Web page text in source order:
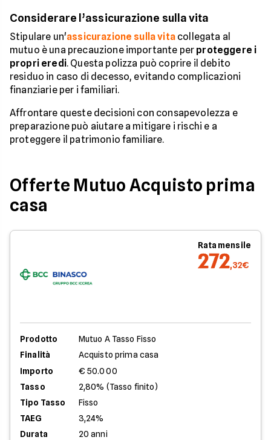
Considerare l’assicurazione sulla vita
Stipulare un'assicurazione sulla vitacollegata al
mutuo è una precauzione importante per proteggere i
propri eredi. Questa polizza può coprire il debito
residuo in caso di decesso, evitando complicazioni
finanziarie per i familiari.
Affrontare queste decisioni con consapevolezza e
preparazione può aiutare a mitigare i rischi e a
proteggere il patrimonio familiare.
Offerte Mutuo Acquisto prima
casa
Rata mensile
272,32€
Prodotto
Mutuo A Tasso Fisso
Finalità
Acquisto prima casa
Importo
€ 50.000
Tasso
2,80% (Tasso finito)
Tipo Tasso
Fisso
TAEG
3,24%
Durata
20 anni